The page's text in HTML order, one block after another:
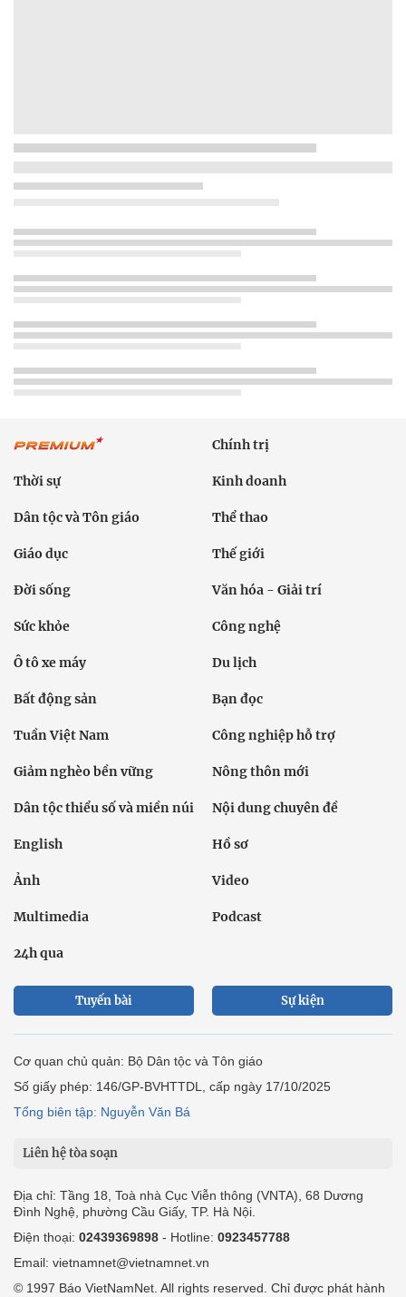
Chính trị
Thời sự Kinh doanh
Dân tộc và Tôn giáo Thể thao
Giáo dục Thế giới
Đời sống Văn hóa - Giải trí
Sức khỏe Công nghệ
Ô tô xe máy Du lịch
Bất động sản Bạn đọc
Tuần Việt Nam Công nghiệp hỗ trợ
Giảm nghèo bền vững Nông thôn mới
Dân tộc thiểu số và miền núi Nội dung chuyên đề
English Hồ sơ
Ảnh Video
Multimedia Podcast
24h qua
Tuyến bài Sự kiện
Cơ quan chủ quản: Bộ Dân tộc và Tôn giáo
Số giấy phép: 146/GP-BVHTTDL, cấp ngày 17/10/2025
Tổng biên tập: Nguyễn Văn Bá
Liên hệ tòa soạn
Địa chỉ: Tầng 18, Toà nhà Cục Viễn thông (VNTA), 68 Dương
Đình Nghệ, phường Cầu Giấy, TP. Hà Nội.
Điện thoại: 02439369898 - Hotline: 0923457788
Email: vietnamnet@vietnamnet.vn
© 1997 Báo VietNamNet. All rights reserved. Chỉ được phát hành